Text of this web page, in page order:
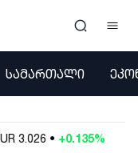
ᲡᲐᲛᲐᲠᲗᲐᲚᲘ
USD 2.6229